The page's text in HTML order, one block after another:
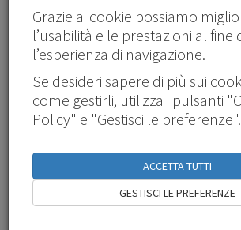
attività nello spazio virtuale
un continuum tra fisico e digitale. In
una ricerca condotta da The
Web3 Alliance, il 64% delle
di studio e già il 7% ha
pilota nel mondo del cosiddetto
aumentata e virtuale, Nft,
intelligenza artificiale e,
Le aziende italiane interessate
Grazie ai cookie possiamo
l’usabilità e le prestazioni al fine
l’esperienza di navigazione.
Se desideri sapere di più sui
come gestirli, utilizza i pulsanti
Policy" e "Gestisci le preferenze".
ACCETTA TUTTI
GESTISCI LE PREFERENZE